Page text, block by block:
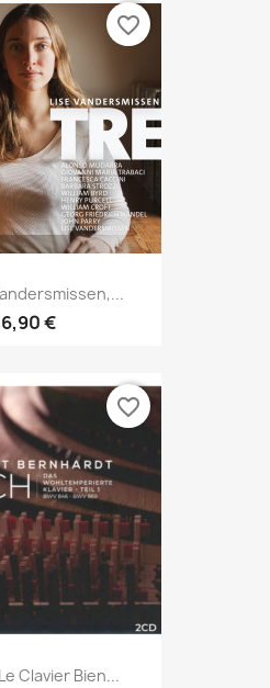
€
favorite_border
Clavier Bien...
favorite_border